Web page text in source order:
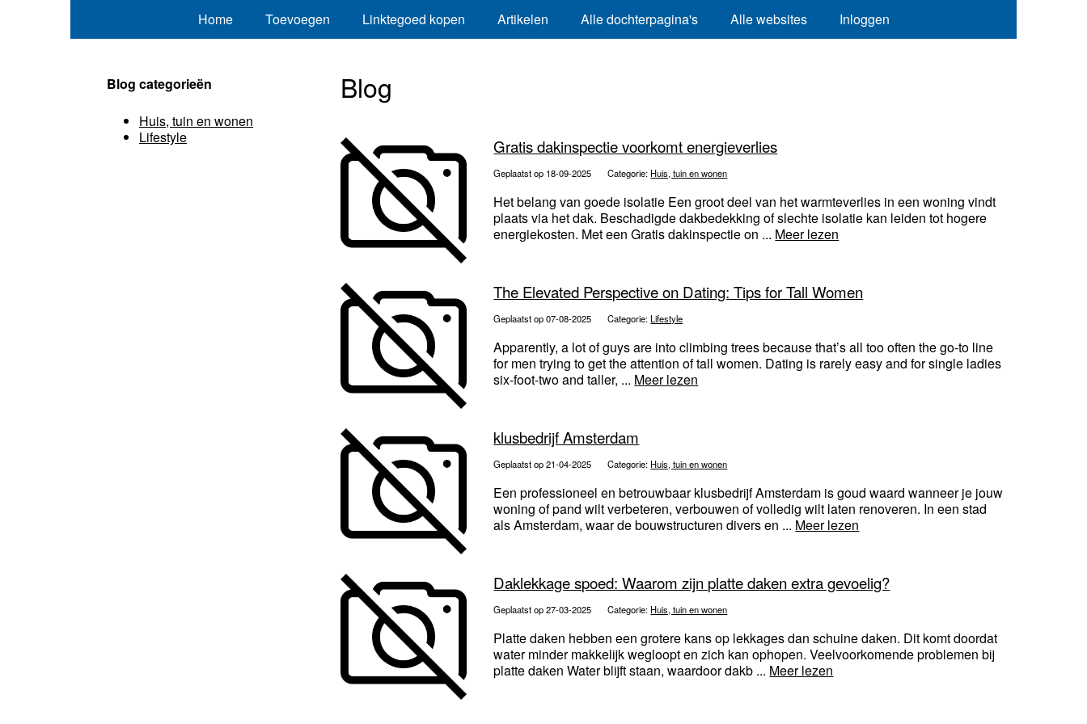
Home Toevoegen Linktegoed kopen Artikelen Alle dochterpagina's Alle websites Inloggen
Blog
Gratis dakinspectie voorkomt energieverlies
Geplaatst op 18-09-2025 Categorie: Huis, tuin en wonen
Het belang van goede isolatie Een groot deel van het warmteverlies in een woning vindt
plaats via het dak. Beschadigde dakbedekking of slechte isolatie kan leiden tot hogere
energiekosten. Met een Gratis dakinspectie on ... Meer lezen
The Elevated Perspective on Dating: Tips for Tall Women
Geplaatst op 07-08-2025 Categorie:Lifestyle
Apparently, a lot of guys are into climbing trees because that’s all too often the go-to line
for men trying to get the attention of tall women. Dating is rarely easy and for single ladies
six-foot-two and taller, ... Meer lezen
klusbedrijf Amsterdam
Geplaatst op 21-04-2025 Categorie: Huis, tuin en wonen
Een professioneel en betrouwbaar klusbedrijf Amsterdam is goud waard wanneer je jouw
woning of pand wilt verbeteren, verbouwen of volledig wilt laten renoveren. In een stad
als Amsterdam, waar de bouwstructuren divers en ... Meer lezen
Daklekkage spoed: Waarom zijn platte daken extra gevoelig?
Geplaatst op 27-03-2025 Categorie: Huis, tuin en wonen
Platte daken hebben een grotere kans op lekkages dan schuine daken. Dit komt doordat
water minder makkelijk wegloopt en zich kan ophopen. Veelvoorkomende problemen bij
platte daken Water blijft staan, waardoor dakb ... Meer lezen
Blog categorieën
Huis, tuin en wonen
Lifestyle